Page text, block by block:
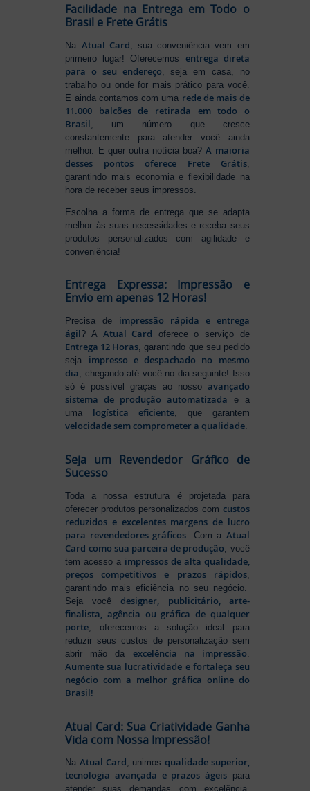
Facilidade na Entrega em Todo o
Brasil e Frete Grátis
Na Atual Card , sua conveniência vem em
primeiro lugar! Oferecemos entrega direta
para o seu endereço , seja em casa, no
trabalho ou onde for mais prático para você.
E ainda contamos com uma rede de mais de
11.000 balcões de retirada em todo o
Brasil , um número que cresce
constantemente para atender você ainda
melhor. E quer outra notícia boa?A maioria
desses pontos oferece Frete Grátis,
garantindo mais economia e flexibilidade na
hora de receber seus impressos.
Escolha a forma de entrega que se adapta
melhor às suas necessidades e receba seus
produtos personalizados com agilidade e
conveniência!
Entrega Expressa: Impressão e
Envio em apenas 12 Horas!
Precisa de impressão rápida e entrega
ágil? A Atual Card oferece o serviço de
Entrega 12 Horas, garantindo que seu pedido
seja impresso e despachado no mesmo
dia, chegando até você no dia seguinte! Isso
só é possível graças ao nosso avançado
sistema de produção automatizada e a
uma logística eficiente, que garantem
velocidade sem comprometer a qualidade.
Seja um Revendedor Gráfico de
Sucesso
Toda a nossa estrutura é projetada para
oferecer produtos personalizados com custos
reduzidos e excelentes margens de lucro
para revendedores gráficos . Com a Atual
Card como sua parceira de produção , você
tem acesso a impressos de alta qualidade,
preços competitivos e prazos rápidos,
garantindo mais eficiência no seu negócio.
Seja vocêdesigner, publicitário, arte-
finalista, agência ou gráfica de qualquer
porte , oferecemos a solução ideal para
reduzir seus custos de personalização sem
abrir mão da excelência na impressão
Aumente sua lucratividade e fortaleça seu
negócio com a melhor gráfica online do
Brasil!
Atual Card: Sua Criatividade Ganha
Vida com Nossa Impressão!
Na Atual Card, unimos qualidade superior,
tecnologia avançada e prazos ágeispara
atender suas demandas com excelência.